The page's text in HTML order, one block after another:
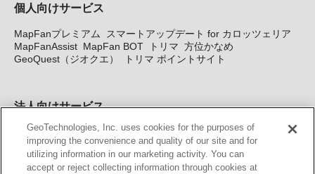
個人向けサービス
MapFanプレミアム
スマートアップデート for カロッツェリア
MapFanAssist MapFan BOT トリマ 方位かなめ
GeoQuest（ジオクエ）
トリマ ポイントサイト
法人向けサービス
法人向け地図・位置情報サービス WEBサイト・システム向け地
図API Windows PC向け地図開発キット MapFan DB 住所確認
サービス
MAP WORLD+ トリマ広告 Geo-Research
GeoTechnologies, Inc. uses cookies for the purposes of
improving the convenience and quality of our site and for
utilizing information in our marketing activity. You can
accept or reject collecting information through cookies at